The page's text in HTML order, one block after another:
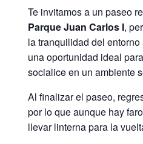
Te invitamos a un paseo
Parque Juan Carlos I,
la tranquilidad del
una oportunidad ideal
socialice en un ambiente
Al finalizar el paseo,
por lo que aunque hay
llevar linterna para la